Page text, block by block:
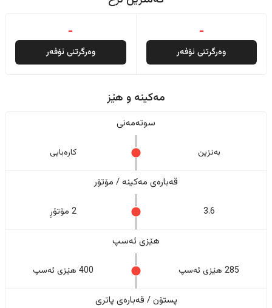
-
وەرگرتنی ئۆفەر
-
وەرگرتنی ئۆفەر
مەکینە و هێز
سوتەمەنی
بەنزین کارەبایی
قەبارەی مەکینە / مۆتۆر
3.6 2 مۆتۆڕ
هێزی ئەسپ
285 هێزی ئەسپ 400 هێزی ئەسپ
پستۆن / قەبارەی پاتری